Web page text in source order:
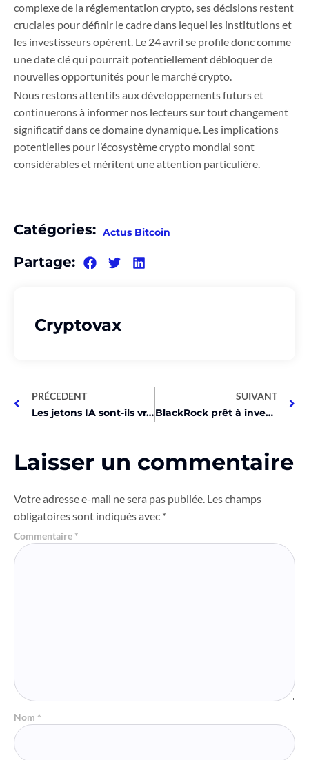
complexe de la réglementation crypto, ses décisions restent
cruciales pour définir le cadre dans lequel les institutions et
les investisseurs opèrent. Le 24 avril se profile donc comme
une date clé qui pourrait potentiellement débloquer de
nouvelles opportunités pour le marché crypto.
Nous restons attentifs aux développements futurs et
continuerons à informer nos lecteurs sur tout changement
significatif dans ce domaine dynamique. Les implications
potentielles pour l’écosystème crypto mondial sont
considérables et méritent une attention particulière.
Catégories: Actus Bitcoin
Partage:
Cryptovax
PRÉCEDENT
Les jetons IA sont-ils vraiment utiles ? L’avis choc de Coinbase !
SUIVANT
BlackRock prêt à investir dans le Bitcoin ! Découvrez comment !
Laisser un commentaire
Votre adresse e-mail ne sera pas publiée. Les champs
obligatoires sont indiqués avec *
Commentaire *
Nom *